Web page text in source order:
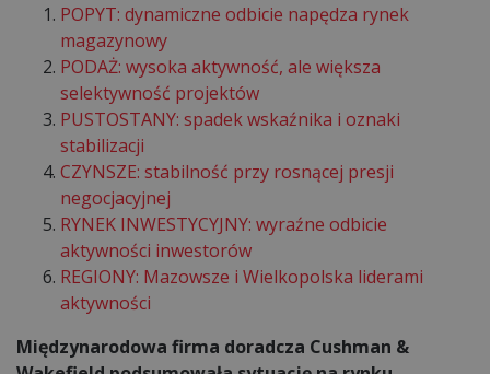
POPYT: dynamiczne odbicie napędza rynek
magazynowy
PODAŻ: wysoka aktywność, ale większa
selektywność projektów
PUSTOSTANY: spadek wskaźnika i oznaki
stabilizacji
CZYNSZE: stabilność przy rosnącej presji
negocjacyjnej
RYNEK INWESTYCYJNY: wyraźne odbicie
aktywności inwestorów
REGIONY: Mazowsze i Wielkopolska liderami
aktywności
Międzynarodowa firma doradcza Cushman &